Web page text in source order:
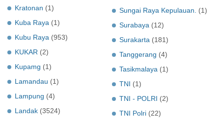
Kratonan (1)
Kuba Raya (1)
Kubu Raya (953)
KUKAR (2)
Kupamg (1)
Lamandau (1)
Lampung (4)
Landak (3524)
Sungai Raya Kepulauan.
(1)
Surabaya (12)
Surakarta (181)
Tanggerang (4)
Tasikmalaya (1)
TNI (1)
TNI - POLRI (2)
TNI Polri (22)